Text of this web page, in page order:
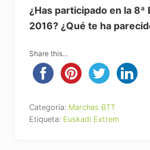
¿Has participado en la 8ª
2016? ¿Qué te ha
Share this...
Categoría: Marchas BTT
Etiqueta: Euskadi Extrem